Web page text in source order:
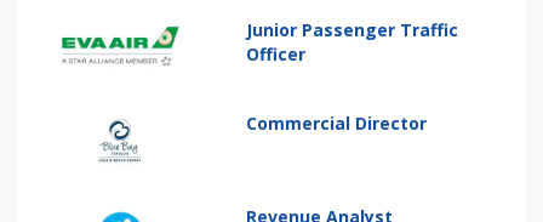
Junior Passenger Traffic
Officer
Commercial Director
Revenue Analyst